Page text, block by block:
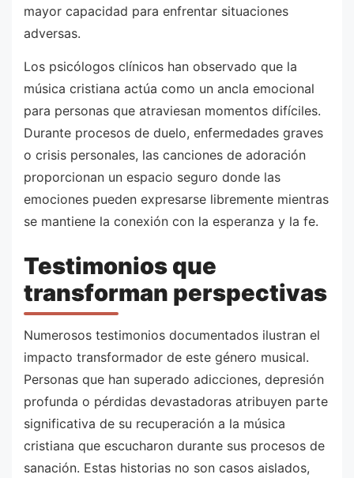
mayor capacidad para enfrentar situaciones
adversas.
Los psicólogos clínicos han observado que la
música cristiana actúa como un ancla emocional
para personas que atraviesan momentos difíciles.
Durante procesos de duelo, enfermedades graves
o crisis personales, las canciones de adoración
proporcionan un espacio seguro donde las
emociones pueden expresarse libremente mientras
se mantiene la conexión con la esperanza y la fe.
Testimonios que
transforman perspectivas
Numerosos testimonios documentados ilustran el
impacto transformador de este género musical.
Personas que han superado adicciones, depresión
profunda o pérdidas devastadoras atribuyen parte
significativa de su recuperación a la música
cristiana que escucharon durante sus procesos de
sanación. Estas historias no son casos aislados,